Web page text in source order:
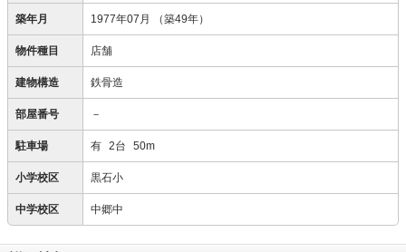
築年月 1977年07月 （築49年）
物件種目 店舗
建物構造 鉄骨造
部屋番号 －
駐車場 有 2台 50m
小学校区 黒石小
中学校区 中郷中